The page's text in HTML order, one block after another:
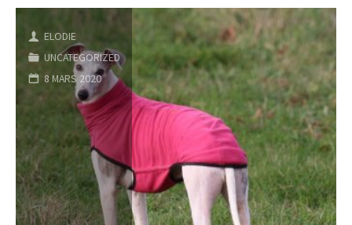
des
chiots
!"
ELODIE
UNCATEGORIZED
8 MARS 2020